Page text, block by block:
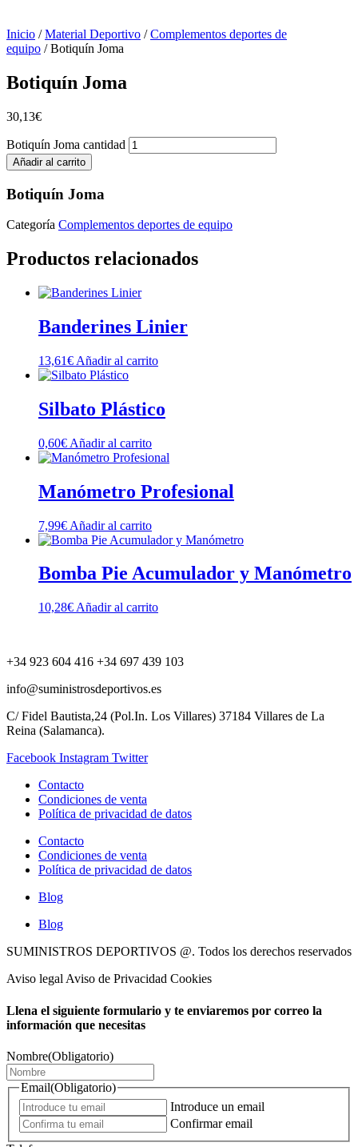
Inicio /Material Deportivo /Complementos deportes de
equipo / Botiquín Joma
Botiquín Joma
30,13€
Botiquín Joma cantidad
Añadir al carrito
Botiquín Joma
Categoría Complementos deportes de equipo
Productos relacionados
Banderines Linier
13,61€ Añadir al carrito
Silbato Plástico
0,60€ Añadir al carrito
Manómetro Profesional
7,99€ Añadir al carrito
Bomba Pie Acumulador y Manómetro
10,28€ Añadir al carrito
+34 923 604 416 +34 697 439 103
info@suministrosdeportivos.es
C/ Fidel Bautista,24 (Pol.In. Los Villares) 37184 Villares de La
Reina (Salamanca).
Facebook Instagram Twitter
Contacto
Condiciones de venta
Política de privacidad de datos
Contacto
Condiciones de venta
Política de privacidad de datos
Blog
Blog
SUMINISTROS DEPORTIVOS @. Todos los derechos reservados
Aviso legal Aviso de Privacidad Cookies
Llena el siguiente formulario y te enviaremos por correo la
información que necesitas
Nombre(Obligatorio)
Email(Obligatorio)
Introduce un email
Confirmar email